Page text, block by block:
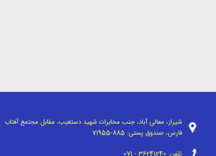
شیراز، معالی آباد، جنب مخابرات شهید دستغیب، مقابل مجتمع آفتاب
فارس، صندوق پستی: 71955-885